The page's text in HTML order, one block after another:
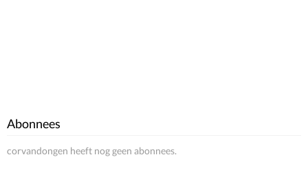
Abonnees
corvandongen heeft nog geen abonnees.